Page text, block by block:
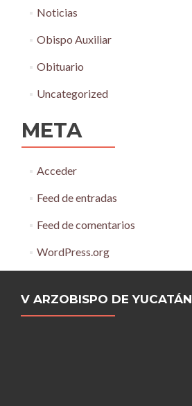
Noticias
Obispo Auxiliar
Obituario
Uncategorized
META
Acceder
Feed de entradas
Feed de comentarios
WordPress.org
V ARZOBISPO DE YUCATÁN